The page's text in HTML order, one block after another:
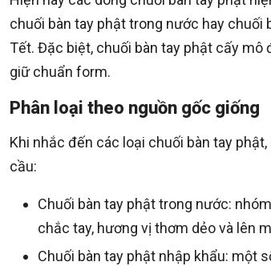
chuối bàn tay phật trong nước hay chuối
Tết. Đặc biệt, chuối bàn tay phật cấy mô
giữ chuẩn form.
Phân loại theo nguồn gốc giống
Khi nhắc đến các loại chuối bàn tay
cầu:
Chuối bàn tay phật trong nước:
chắc tay, hương vị thơm dẻo và lên
Chuối bàn tay phật nhập khẩu: một